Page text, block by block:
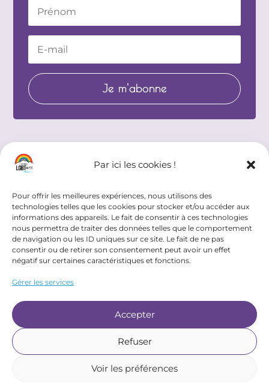
Par ici les cookies !
Pour offrir les meilleures expériences, nous utilisons des
technologies telles que les cookies pour stocker et/ou accéder aux
informations des appareils. Le fait de consentir à ces technologies
nous permettra de traiter des données telles que le comportement
de navigation ou les ID uniques sur ce site. Le fait de ne pas
consentir ou de retirer son consentement peut avoir un effet
négatif sur certaines caractéristiques et fonctions.
Gérer les services
Accepter
Refuser
Voir les préférences
Je m'abonne
Partenaires institutionnels
Contact
Mentions légales
Politique de confidentialité